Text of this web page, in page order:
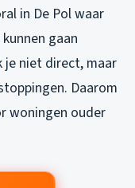
in De Pol waar
gaan
je niet direct, maar
Daarom
woningen ouder